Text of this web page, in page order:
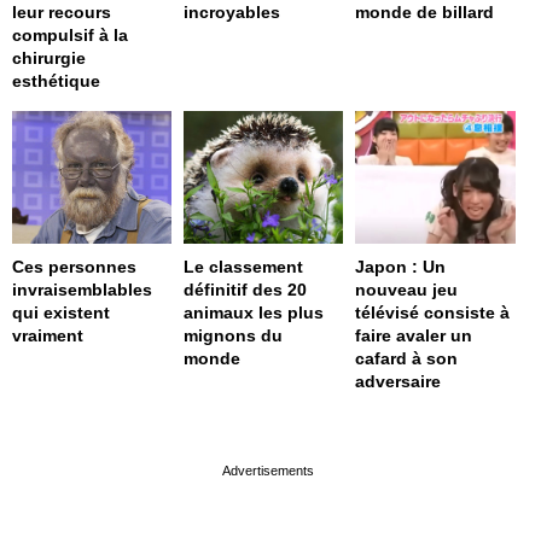
leur recours
compulsif à la
chirurgie
esthétique
incroyables
monde de billard
Ces personnes
invraisemblables
qui existent
vraiment
Le classement
définitif des 20
animaux les plus
mignons du
monde
Japon : Un
nouveau jeu
télévisé consiste à
faire avaler un
cafard à son
adversaire